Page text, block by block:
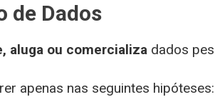
de Dados
aluga ou comercializa dados
apenas nas seguintes hipóteses: